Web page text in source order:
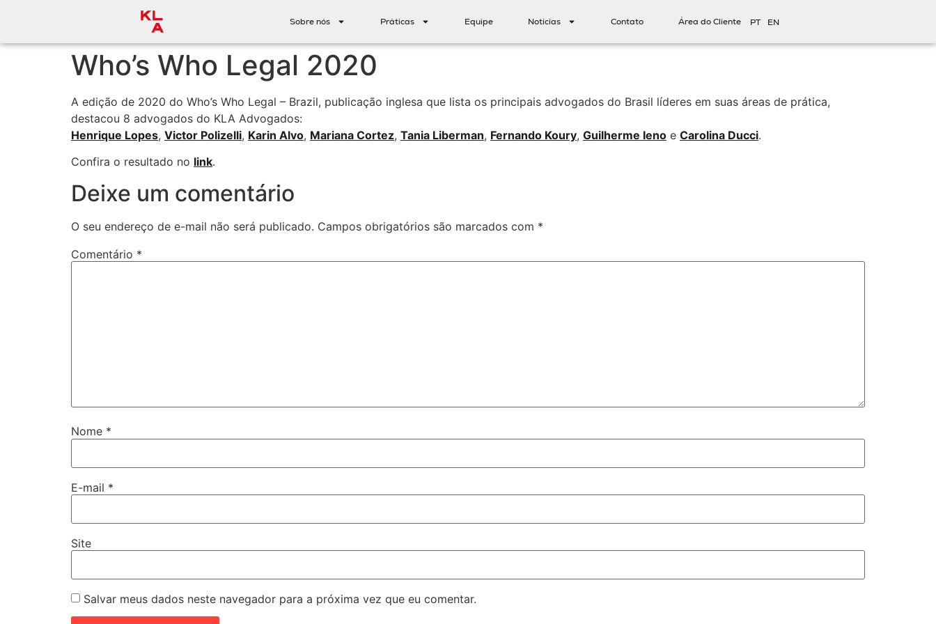
Sobre nós Práticas Equipe Notícias Contato Área do Cliente PT EN
Who’s Who Legal 2020
A edição de 2020 do Who’s Who Legal – Brazil, publicação inglesa que lista os principais advogados do Brasil líderes em suas áreas de prática,
destacou 8 advogados do KLA Advogados:
Henrique Lopes, Victor Polizelli, Karin Alvo, Mariana Cortez, Tania Liberman, Fernando Koury, Guilherme Ieno e Carolina Ducci.
Confira o resultado no link.
Deixe um comentário
O seu endereço de e-mail não será publicado. Campos obrigatórios são marcados com *
Comentário *
Nome *
E-mail *
Site
Salvar meus dados neste navegador para a próxima vez que eu comentar.